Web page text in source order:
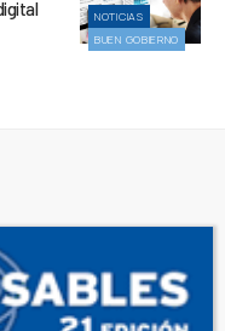
NOTICIAS
BUEN GOBIERNO